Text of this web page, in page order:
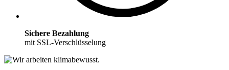
Sichere Bezahlung
mit SSL-Verschlüsselung